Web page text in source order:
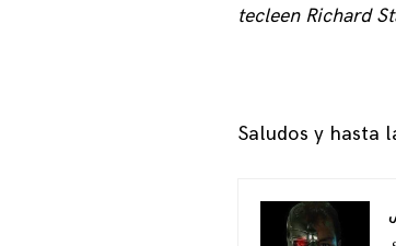
tecleen Richard
Saludos y hasta